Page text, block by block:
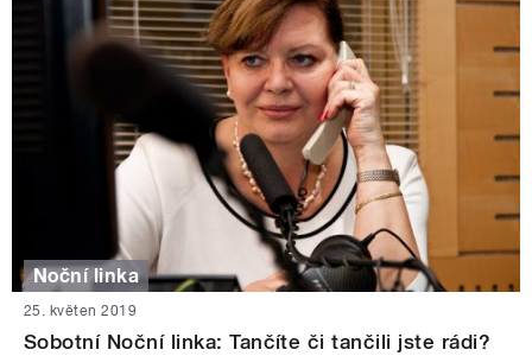
Noční linka
25. květen 2019
Sobotní Noční linka: Tančíte či tančili jste rádi?